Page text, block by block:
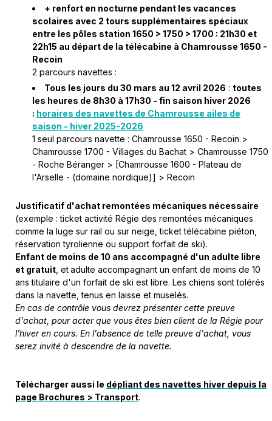
+ renfort en nocturne pendant les vacances
scolaires avec 2 tours supplémentaires spéciaux
entre les pôles station 1650 > 1750 > 1700 : 21h30 et
22h15 au départ de la télécabine à Chamrousse 1650 -
Recoin
2 parcours navettes :
Tous les jours du 30 mars au 12 avril 2026 : toutes
les heures de 8h30 à 17h30 - fin saison hiver 2026
: horaires des navettes de Chamrousse ailes de
saison - hiver 2025-2026
1 seul parcours navette : Chamrousse 1650 - Recoin >
Chamrousse 1700 - Villages du Bachat > Chamrousse 1750
- Roche Béranger > [Chamrousse 1600 - Plateau de
l'Arselle - (domaine nordique)] > Recoin
Justificatif d'achat remontées mécaniques nécessaire
(exemple :ticket activité Régie des remontées mécaniques
comme la luge sur rail ou sur neige, ticket télécabine piéton,
réservation tyrolienne ou support forfait de ski).
Enfant de moins de 10 ans accompagné d'un adulte libre
et gratuit , etadulte accompagnant un enfant de moins de 10
ans titulaire d'un forfait de ski est libre. Les chiens sont tolérés
dans la navette, tenus en laisse et muselés.
En cas de contrôle vous devrez présenter cette preuve
d'achat, pour acter que vous êtes bien client de la Régie pour
l'hiver en cours. En l'absence de telle preuve d'achat, vous
serez invité à descendre de la navette.
Télécharger aussi le dépliant des navettes hiver depuis la
page Brochures > Transport.